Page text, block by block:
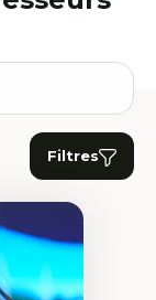
Filtres